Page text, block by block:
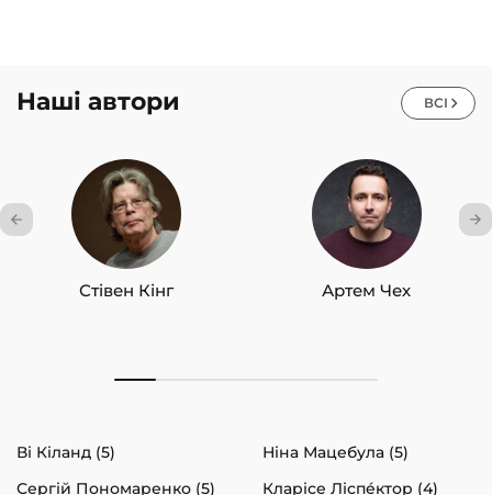
Наші автори ВСІ
Стівен Кінг Артем Чех
Ві Кіланд (5)
Ніна Мацебула (5)
Сергій Пономаренко (5)
Кларісе Ліспéктор (4)